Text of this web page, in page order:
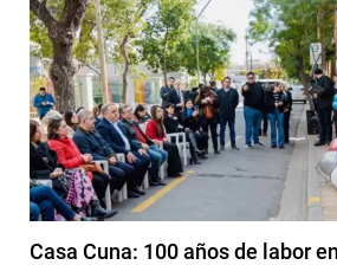
Casa Cuna: 100 años de labor